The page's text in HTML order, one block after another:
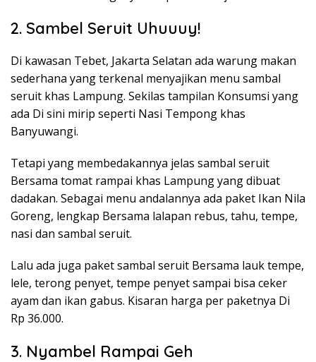
2. Sambel Seruit Uhuuuy!
Di kawasan Tebet, Jakarta Selatan ada warung makan
sederhana yang terkenal menyajikan menu sambal
seruit khas Lampung. Sekilas tampilan Konsumsi yang
ada Di sini mirip seperti Nasi Tempong khas
Banyuwangi.
Tetapi yang membedakannya jelas sambal seruit
Bersama tomat rampai khas Lampung yang dibuat
dadakan. Sebagai menu andalannya ada paket Ikan Nila
Goreng, lengkap Bersama lalapan rebus, tahu, tempe,
nasi dan sambal seruit.
Lalu ada juga paket sambal seruit Bersama lauk tempe,
lele, terong penyet, tempe penyet sampai bisa ceker
ayam dan ikan gabus. Kisaran harga per paketnya Di
Rp 36.000.
3. Nyambel Rampai Geh